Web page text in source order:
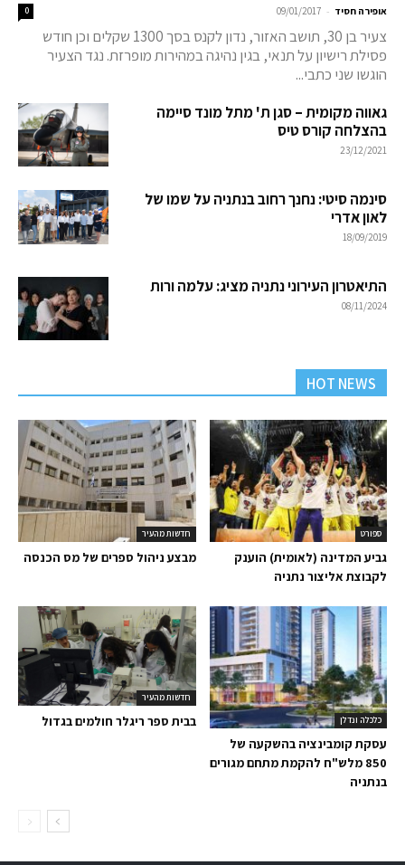
אופירה חסיד -
09/01/2017
0
צעיר בן 30, תושב האזור, נדון לקנס בסך 1300 שקלים וכן חודש
פסילת רישיון על תנאי, בגין נהיגה במהירות מופרזת. נגד הצעיר
הוגשו שני כתבי...
גאווה מקומית – סגן ת' מתל מונד סיימה
בהצלחה קורס טיס
23/12/2021
סינמה סיטי: נחנך רחוב בנתניה על שמו של
לאון אדרי
18/09/2019
התיאטרון העירוני נתניה מציג: עלמה ורות
08/11/2024
HOT NEWS
חדשות מהעיר
מבצע ניהול ספרים של מס הכנסה
ספורט
גביע המדינה (לאומית) הוענק
לקבוצת אליצור נתניה
חדשות מהעיר
בבית ספר ריגלר חולמים בגדול כלכלה ונדלן
עסקת קומבינציה בהשקעה של
850 מלש"ח להקמת מתחם מגורים
בנתניה